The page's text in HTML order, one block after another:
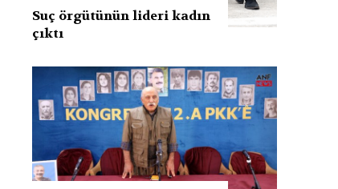
Suç örgütünün lideri kadın
çıktı